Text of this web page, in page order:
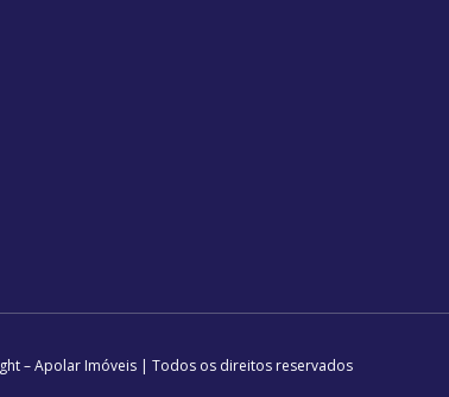
– Apolar Imóveis | Todos os direitos reservados